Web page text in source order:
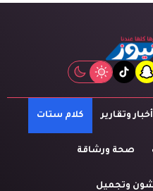
snapchat
tiktok
أخبار وتقارير كلام ستات
صحة ورشاقة
وتجميل